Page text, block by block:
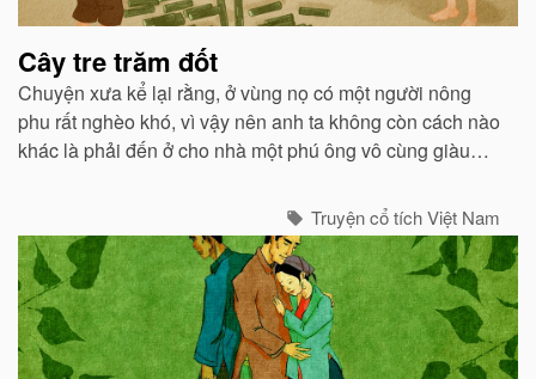
Cây tre trăm đốt
Chuyện xưa kể lại rằng, ở vùng nọ có một người nông
phu rất nghèo khó, vì vậy nên anh ta không còn cách nào
khác là phải đến ở cho nhà một phú ông vô cùng giàu
Truyện cổ tích Việt Nam